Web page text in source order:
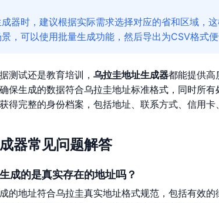
器时，建议根据实际需求选择对应的省和区域，
，可以使用批量生成功能，然后导出为CSV格式便
测试还是教育培训， 乌拉圭地址生成器都能提供高
保生成的数据符合乌拉圭地址标准格式，同时所
得完整的身份档案，包括地址、联系方式、信用
器常见问题解答
成的是真实存在的地址吗？
的地址符合乌拉圭真实地址格式规范，包括有效